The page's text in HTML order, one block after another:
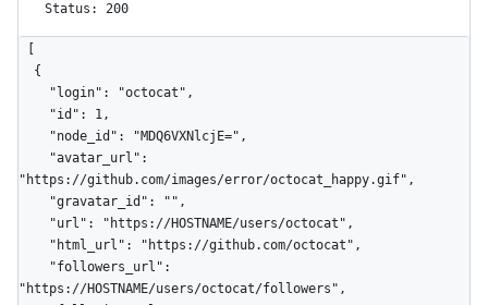
Status: 200
"https://github.com/images/error/octocat_happy.gif",
"https://HOSTNAME/users/octocat/followers",